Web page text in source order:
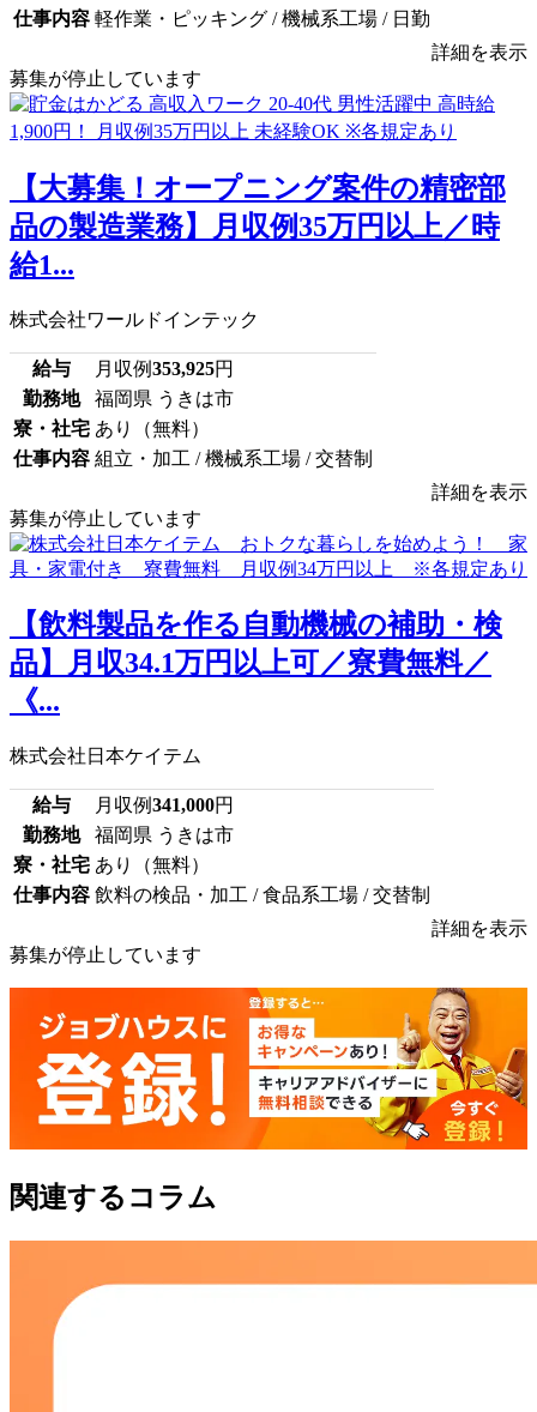
仕事内容 軽作業・ピッキング / 機械系工場 / 日勤
詳細を表示
募集が停止しています
【大募集！オープニング案件の精密部
品の製造業務】月収例35万円以上／時
給1...
株式会社ワールドインテック
給与 月収例353,925円
勤務地
福岡県 うきは市
寮・社宅 あり（無料）
仕事内容 組立・加工 / 機械系工場 / 交替制
詳細を表示
募集が停止しています
【飲料製品を作る自動機械の補助・検
品】月収34.1万円以上可／寮費無料／
《...
株式会社日本ケイテム
給与 月収例341,000円
勤務地
福岡県 うきは市
寮・社宅 あり（無料）
仕事内容 飲料の検品・加工 / 食品系工場 / 交替制
詳細を表示
募集が停止しています
関連するコラム